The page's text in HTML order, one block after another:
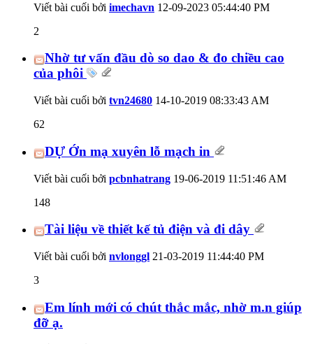
Viết bài cuối bởi imechavn 12-09-2023 05:44:40 PM
2
Nhờ tư vấn đầu dò so dao & đo chiều cao
của phôi
Viết bài cuối bởi tvn24680 14-10-2019 08:33:43 AM
62
DỰ Ớn mạ xuyên lỗ mạch in
Viết bài cuối bởi pcbnhatrang 19-06-2019 11:51:46 AM
148
Tài liệu về thiết kế tủ điện và đi dây
Viết bài cuối bởi nvlonggl 21-03-2019 11:44:40 PM
3
Em lính mới có chút thắc mắc, nhờ m.n giúp
đỡ ạ.